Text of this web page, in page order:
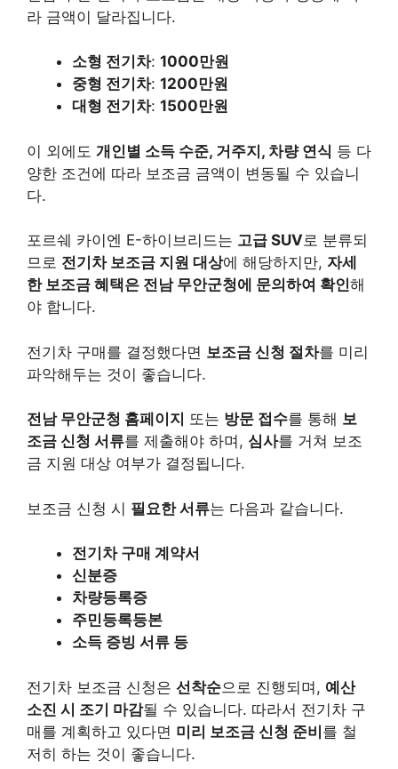
라 금액이 달라집니다.
소형 전기차: 1000만원
중형 전기차: 1200만원
대형 전기차: 1500만원
이 외에도 개인별 소득 수준, 거주지, 차량 연식 등 다
양한 조건에 따라 보조금 금액이 변동될 수 있습니
다.
포르쉐 카이엔 E-하이브리드는 고급 SUV로 분류되
므로 전기차 보조금 지원 대상에 해당하지만, 자세
한 보조금 혜택은 전남 무안군청에 문의하여 확인해
야 합니다.
전기차 구매를 결정했다면 보조금 신청 절차를 미리
파악해두는 것이 좋습니다.
전남 무안군청 홈페이지 또는 방문 접수를 통해 보
조금 신청 서류를 제출해야 하며, 심사를 거쳐 보조
금 지원 대상 여부가 결정됩니다.
보조금 신청 시 필요한 서류는 다음과 같습니다.
전기차 구매 계약서
신분증
차량등록증
주민등록등본
소득 증빙 서류 등
전기차 보조금 신청은 선착순으로 진행되며, 예산
소진 시 조기 마감될 수 있습니다. 따라서 전기차 구
매를 계획하고 있다면 미리 보조금 신청 준비를 철
저히 하는 것이 좋습니다.